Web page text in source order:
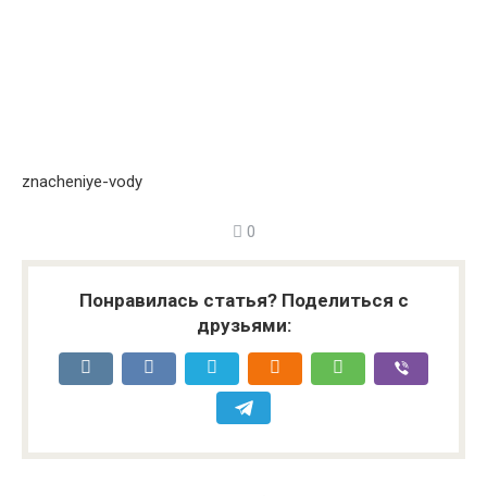
znacheniye-vody
0
Понравилась статья? Поделиться с
друзьями: